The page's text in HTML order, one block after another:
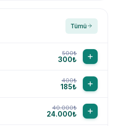
Tümü
500₺
300₺
400₺
185₺
40.000₺
24.000₺